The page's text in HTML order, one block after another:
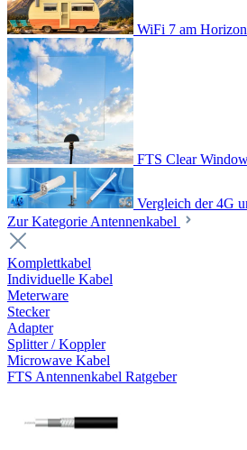
WiFi 7 am
FTS Clear
Vergleich der 4G
Zur Kategorie Antennenkabel
Komplettkabel
Individuelle Kabel
Meterware
Stecker
Adapter
Splitter / Koppler
Microwave Kabel
FTS Antennenkabel Ratgeber